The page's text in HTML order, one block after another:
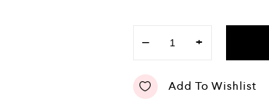
− +
Add To Wishlist